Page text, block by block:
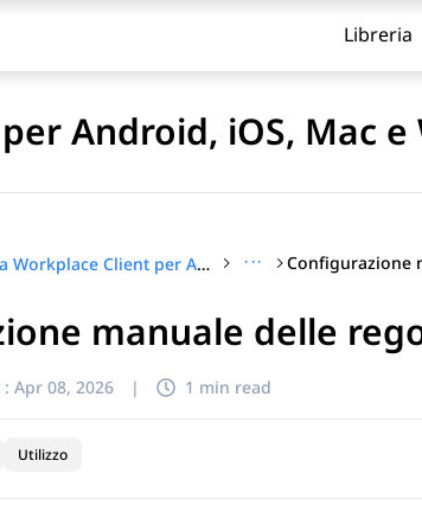
Libreria
Android, iOS, Mac e
Utilizzo di Avaya Workplace Client per Android, iOS, Mac e Windows ···
manuale delle
Apr 08, 2026 | 1 min read
Utilizzo